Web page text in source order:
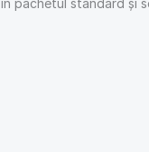
pachetul standard și